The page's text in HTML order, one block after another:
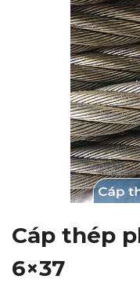
Cáp thép
6×37